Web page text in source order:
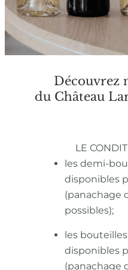
Découvrez
du Château
LE
les demi-
disponibles
(panachage
possibles);
les
disponibles
(panachage